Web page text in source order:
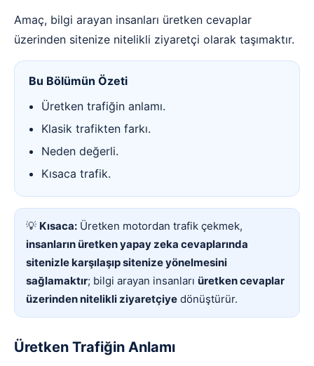
Amaç, bilgi arayan insanları üretken cevaplar
üzerinden sitenize nitelikli ziyaretçi olarak taşımaktır.
Bu Bölümün Özeti
Üretken trafiğin anlamı.
Klasik trafikten farkı.
Neden değerli.
Kısaca trafik.
💡 Kısaca: Üretken motordan trafik çekmek,
insanların üretken yapay zeka cevaplarında
sitenizle karşılaşıp sitenize yönelmesini
sağlamaktır; bilgi arayan insanları üretken cevaplar
üzerinden nitelikli ziyaretçiye dönüştürür.
Üretken Trafiğin Anlamı